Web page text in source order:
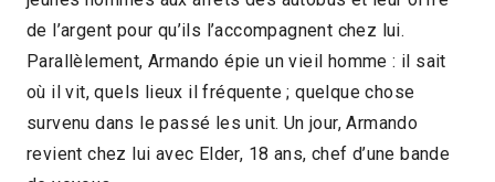
2016 > Panorama des associations
2016 > Séances spéciales
de l’argent pour qu’ils l’accompagnent chez lui.
Parallèlement, Armando épie un vieil homme : il sait
où il vit, quels lieux il fréquente ; quelque chose
survenu dans le passé les unit. Un jour, Armando
revient chez lui avec Elder, 18 ans, chef d’une bande